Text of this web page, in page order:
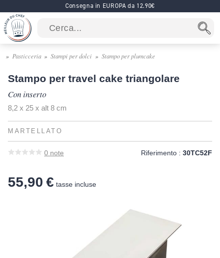
Consegna in EUROPA da 12.90€
Pasticceria Stampi per dolci Stampo per plumcake
Stampo per travel cake triangolare
Con inserto
8,2 x 25 x alt 8 cm
MARTELLATO
0 note Riferimento : 30TC52F
55,90 € tasse incluse